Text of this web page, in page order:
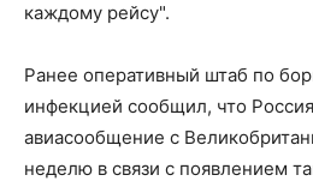
каждому рейсу".
Ранее оперативный штаб по
инфекцией сообщил, что
авиасообщение с
неделю в связи с появлением